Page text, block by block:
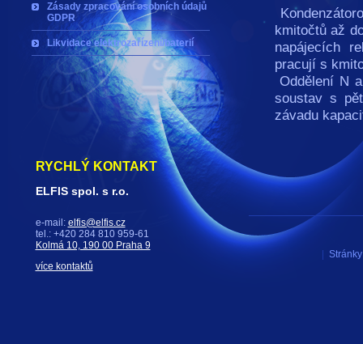
Zásady zpracování osobních údajů
GDPR
Likvidace elektrozařízení/baterií
kmitočtů až
napájecích
pracují s
Oddělení N
soustav s
závadu
RYCHLÝ KONTAKT
ELFIS spol. s r.o.
e-mail: elfis@elfis.cz
tel.: +420 284 810 959-61
Kolmá 10, 190 00 Praha 9
více kontaktů